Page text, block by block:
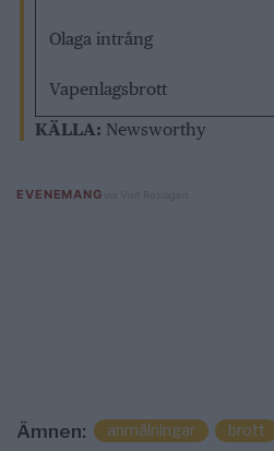
Olaga intrång
Vapenlagsbrott
KÄLLA: Newsworthy
Ämnen: anmälningar brott